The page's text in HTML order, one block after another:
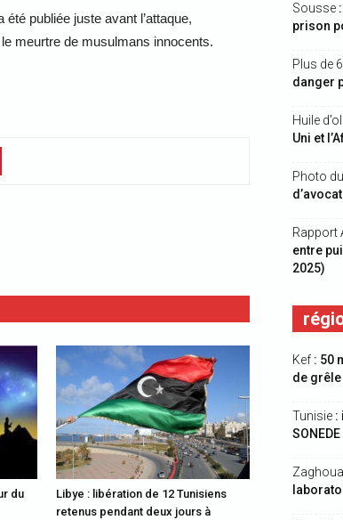
publiée juste avant l’attaque,
meurtre de musulmans innocents.
du
Libye : libération de 12 Tunisiens
retenus pendant deux jours à
Sousse
prison
Plus de
danger
Huile
Uni et
Photo
Rapport
entre
2025)
Kef : 50
de
Tunisie :